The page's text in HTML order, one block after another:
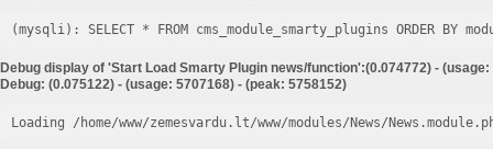
Debug display of 'Start Load Smarty Plugin news/function':(0.074772) -
Debug: (0.075122) - (usage: 5707168) - (peak: 5758152)
Loading /home/www/zemesvardu.lt/www/modules/News/